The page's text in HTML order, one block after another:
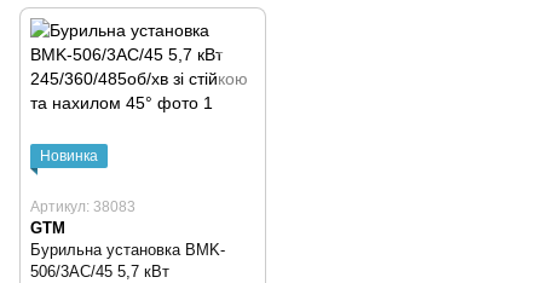
Новинка
Артикул: 38083
GTM
Бурильна установка BMK-
506/3AC/45 5,7 кВт